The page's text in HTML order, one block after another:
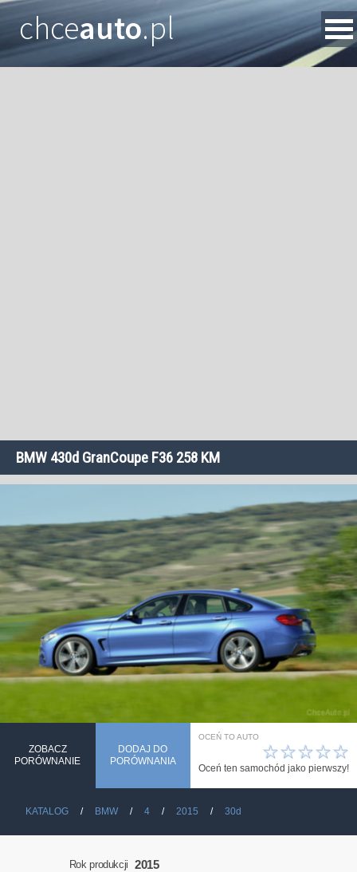
chceauto.pl
BMW 430d GranCoupe F36 258 KM
ZOBACZ
PORÓWNANIE
DODAJ DO
PORÓWNANIA
OCEŃ TO AUTO
☆
☆
☆
☆
☆
Oceń ten samochód jako pierwszy!
KATALOG BMW 4 2015 30d
Rok produkcji 2015